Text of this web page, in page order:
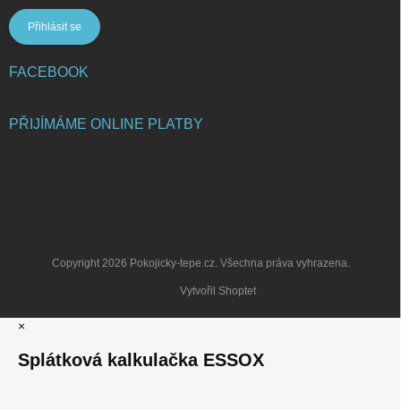
Přihlásit se
FACEBOOK
PŘIJÍMÁME ONLINE PLATBY
Vytvořil Shoptet
Copyright 2026 Pokojicky-tepe.cz. Všechna práva vyhrazena.
×
Splátková kalkulačka ESSOX